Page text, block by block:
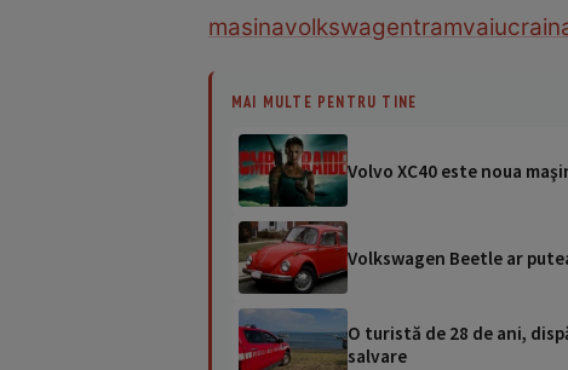
masinavolkswagentramvai
MAI MULTE PENTRU TINE
Volvo XC40 este noua
Volkswagen Beetle ar
O turistă de 28 de ani,
salvare